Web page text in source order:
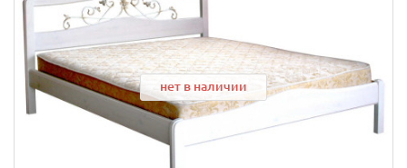
нет в наличии